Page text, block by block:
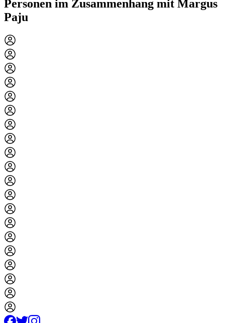
Personen im Zusammenhang mit Margus
Paju